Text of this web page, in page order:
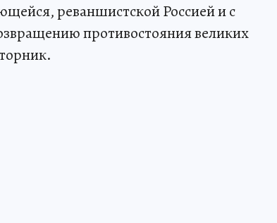
реваншистской Россией и с
противостояния великих